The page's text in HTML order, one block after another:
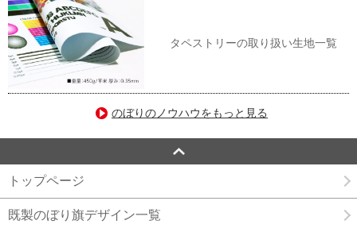
タペストリーの取り扱い生地一覧
のぼりのノウハウをもっと見る
トップページ
既製のぼり旗デザイン一覧